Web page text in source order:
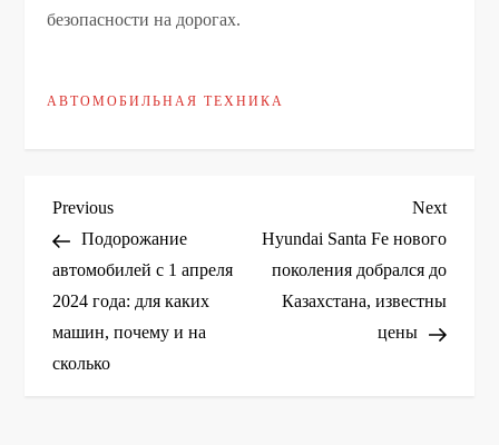
безопасности на дорогах.
АВТОМОБИЛЬНАЯ ТЕХНИКА
Н
а
в
и
Previous
Post
Previous
Подорожание
автомобилей с 1 апреля
2024 года: для каких
машин, почему и на
сколько
Next
Post
Next
Hyundai Santa Fe нового
поколения добрался до
Казахстана, известны
цены